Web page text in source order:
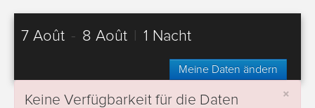
7 Août - 8 Août 1 Nacht
Meine Daten ändern
×
Keine Verfügbarkeit für die Daten